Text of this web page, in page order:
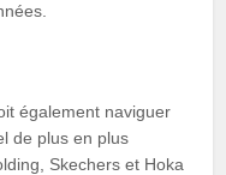
également naviguer
de plus en plus
Skechers et Hoka